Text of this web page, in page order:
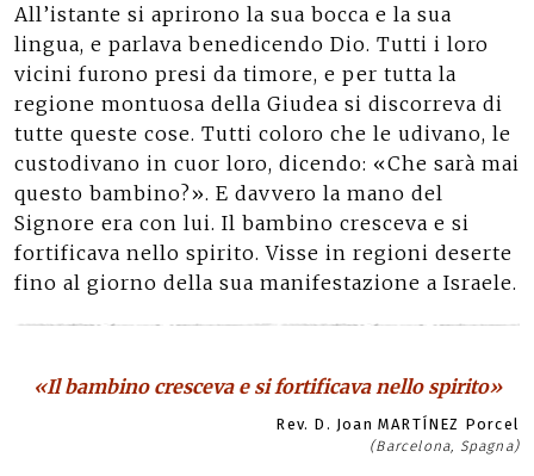
All’istante si aprirono la sua bocca e la sua
lingua, e parlava benedicendo Dio. Tutti i loro
vicini furono presi da timore, e per tutta la
regione montuosa della Giudea si discorreva di
tutte queste cose. Tutti coloro che le udivano, le
custodivano in cuor loro, dicendo: «Che sarà mai
questo bambino?». E davvero la mano del
Signore era con lui. Il bambino cresceva e si
fortificava nello spirito. Visse in regioni deserte
fino al giorno della sua manifestazione a Israele.
«Il bambino cresceva e si fortificava nello spirito»
Rev. D. Joan MARTÍNEZ Porcel
(Barcelona, Spagna)